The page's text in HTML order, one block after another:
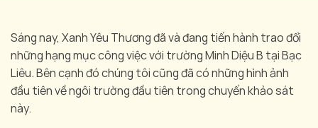
Sáng nay, Xanh Yêu Thương đã và đang tiến hành trao đổi
những hạng mục công việc với trường Minh Diệu B tại Bạc
Liêu. Bên cạnh đó chúng tôi cũng đã có những hình ảnh
đầu tiên về ngôi trường đầu tiên trong chuyến khảo sát
này.